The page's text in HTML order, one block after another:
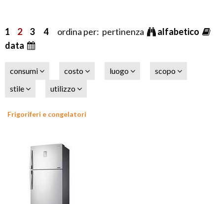
1 2 3 4ordina per: pertinenza
alfabetico
data
consumi costo luogo
scopo
stile
utilizzo
Frigoriferi e congelatori